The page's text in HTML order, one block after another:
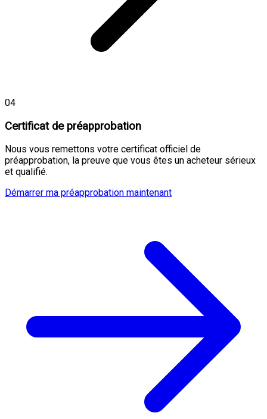
04
Certificat de préapprobation
Nous vous remettons votre certificat officiel de
préapprobation, la preuve que vous êtes un acheteur sérieux
et qualifié.
Démarrer ma préapprobation maintenant